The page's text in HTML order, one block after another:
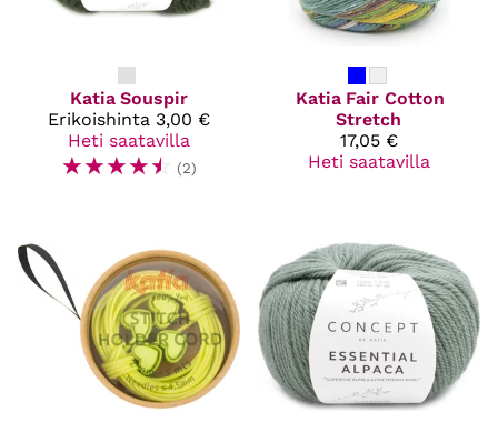
Katia Souspir
Erikoishinta 3,00 €
Heti saatavilla
☆☆☆☆☆ (2)
Katia Fair Cotton
Stretch
17,05 €
Heti saatavilla